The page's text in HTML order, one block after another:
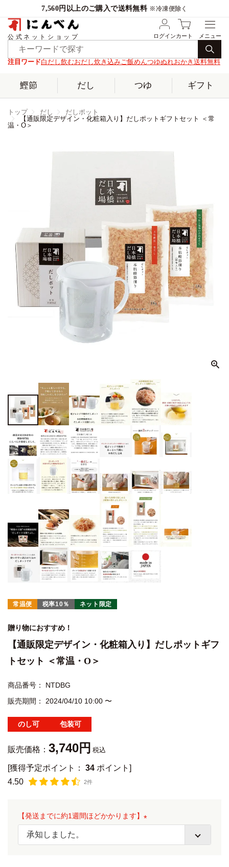
7,560円以上のご購入で送料無料 ※冷凍便除く
公式ネットショップ ログインカート
注目ワード白だし飲むおだし炊き込みご飯めんつゆぬれおかき 送料無料
鰹節 だし つゆ ギフト
トップ だし
だしポット
【通販限定デザイン・化粧箱入り】だしポットギフトセット ＜常
温・O＞
常温便 税率10％ ネット限定
贈り物におすすめ！
【通販限定デザイン・化粧箱入り】だしポットギフ
トセット ＜常温・O＞
商品番号
NTDBG
販売期間
2024/04/10 10:00 〜
のし可 包装可
販売価格： 3,740 税込
[獲得予定ポイント： 34 ポイント]
4.50
2件
【発送までに約1週間ほどかかります】
必